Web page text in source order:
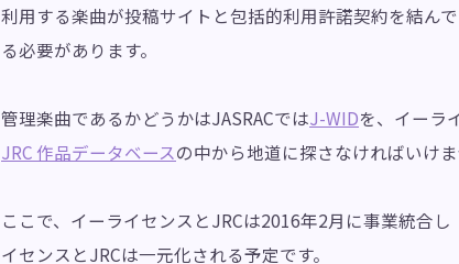
利用する楽曲が投稿サイトと包括的利用許諾契約を結ん
る必要があります。
管理楽曲であるかどうかはJASRACではJ-WIDを、イーラ
JRC 作品データベースの中から地道に探さなければいけま
ここで、イーライセンスとJRCは2016年2月に事業統合
イセンスとJRCは一元化される予定です。